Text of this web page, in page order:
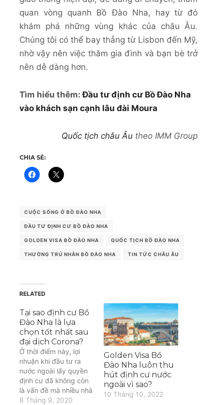
quan vòng quanh Bồ Đào Nha, hay từ đó
khám phá những vùng khác của châu Âu.
Chúng tôi có thể bay thẳng từ Lisbon đến Mỹ,
nhờ vậy nên việc thăm gia đình và bạn bè trở
nên dễ dàng hơn.
Tìm hiểu thêm:Đầu tư định cư Bồ Đào Nha
vào khách sạn cạnh lâu đài Moura
Quốc tịch châu Âu theo IMM Group
CHIA SẺ:
CUỘC SỐNG Ở BỒ ĐÀO NHA
ĐẦU TƯ ĐỊNH CƯ BỒ ĐÀO NHA
GOLDEN VISA BỒ ĐÀO NHA QUỐC TỊCH BỒ ĐÀO NHA
THƯỜNG TRÚ NHÂN BỒ ĐÀO NHA TIN TỨC CHÂU ÂU
RELATED
Tại sao định cư Bồ
Đào Nha là lựa
chọn tốt nhất sau
đại dịch Corona?
Ở thời điểm này, lợi
nhuận khi đầu tư ra
nước ngoài lấy quyền
định cư đã không còn
là vấn đề mà nhiều nhà
đầu tư quan tâm.
8 Tháng 9, 2020
Golden Visa Bồ
Đào Nha luôn thu
hút định cư nước
ngoài vì sao?
10 Tháng 10, 2022